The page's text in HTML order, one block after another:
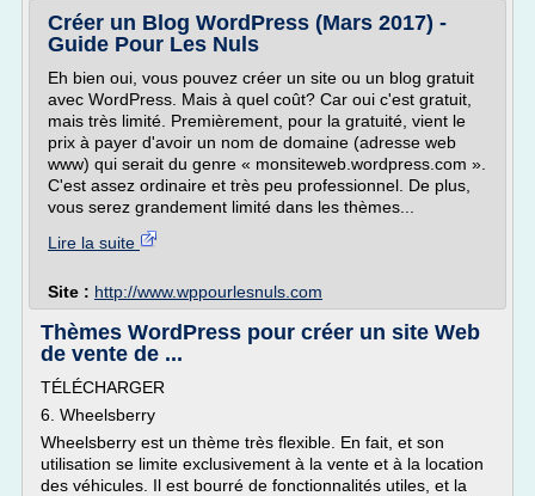
Créer un Blog WordPress (Mars 2017) -
Guide Pour Les Nuls
Eh bien oui, vous pouvez créer un site ou un blog gratuit
avec WordPress. Mais à quel coût? Car oui c'est gratuit,
mais très limité. Premièrement, pour la gratuité, vient le
prix à payer d'avoir un nom de domaine (adresse web
www) qui serait du genre « monsiteweb.wordpress.com ».
C'est assez ordinaire et très peu professionnel. De plus,
vous serez grandement limité dans les thèmes...
Lire la suite
Site : http://www.wppourlesnuls.com
Thèmes WordPress pour créer un site Web
de vente de ...
TÉLÉCHARGER
6. Wheelsberry
Wheelsberry est un thème très flexible. En fait, et son
utilisation se limite exclusivement à la vente et à la location
des véhicules. Il est bourré de fonctionnalités utiles, et la